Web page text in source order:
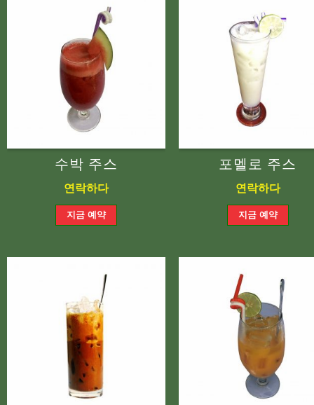
수박 주스
연락하다
포멜로 주스
연락하다